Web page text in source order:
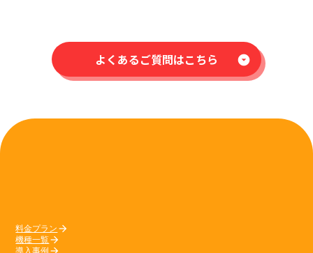
警備：3〜5台
運営本部：2〜3台
控室／舞台裏：2〜3台
よくあるご質問はこちら arrow_drop_down_circle
料金プラン arrow_forward
機種一覧arrow_forward
導入事例